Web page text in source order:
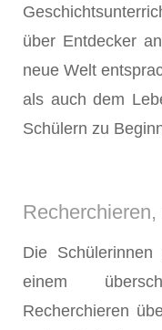
über Entdecker
neue Welt
als auch dem
Schülern zu
Die
einem
Recherchieren